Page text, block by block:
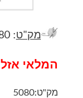
מק"ט: 5080
המלאי אזל
מק"ט:5080